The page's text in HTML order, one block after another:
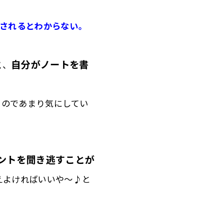
れるとわからない。
、 自分がノートを書
であまり気に してい
トを聞き逃すことが
よければいいや～♪と